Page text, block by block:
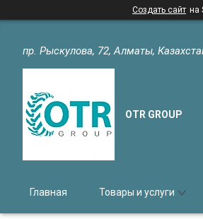
Создать сайт на
пр. Рыскулова, 72, Алматы,
OTR GROUP
Главная Товары и услуги